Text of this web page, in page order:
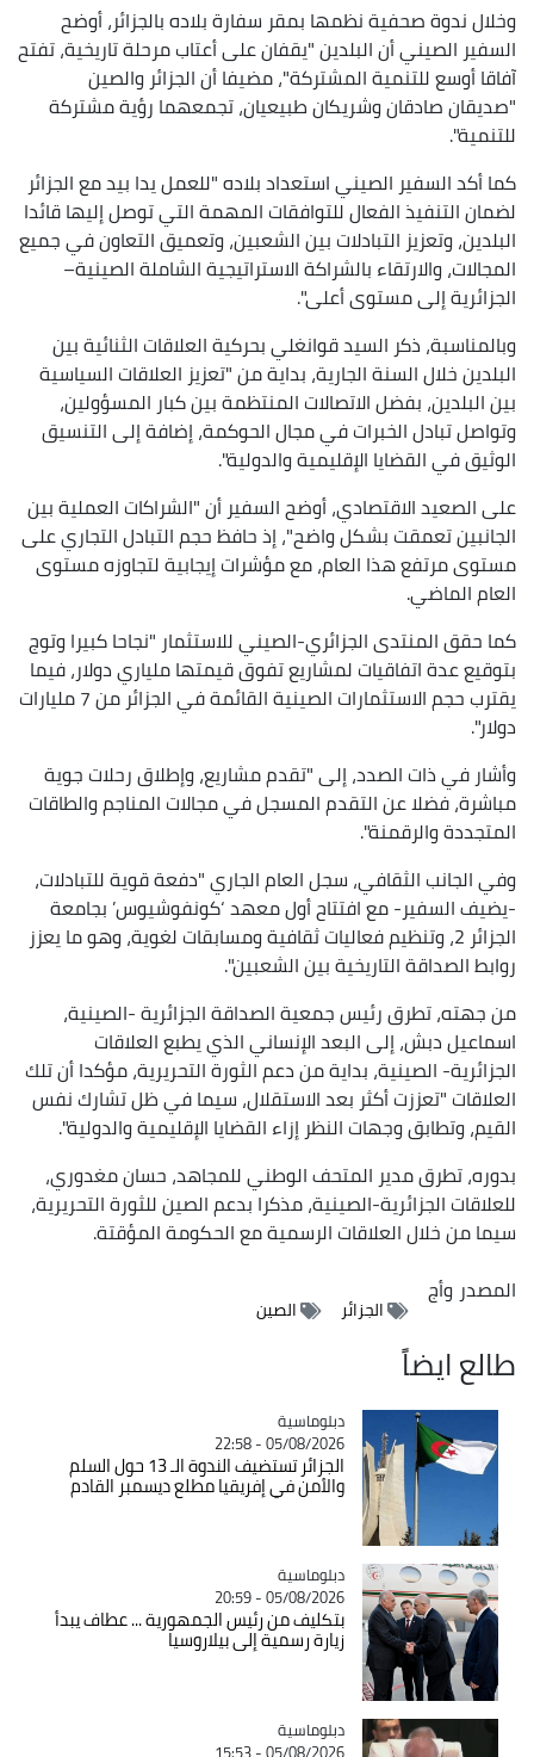
وخلال ندوة صحفية نظمها بمقر سفارة بلاده بالجزائر، أوضح
السفير الصيني أن البلدين "يقفان على أعتاب مرحلة تاريخية، تفتح
آفاقا أوسع للتنمية المشتركة"، مضيفا أن الجزائر والصين
"صديقان صادقان وشريكان طبيعيان، تجمعهما رؤية مشتركة
للتنمية".
كما أكد السفير الصيني استعداد بلاده "للعمل يدا بيد مع الجزائر
لضمان التنفيذ الفعال للتوافقات المهمة التي توصل إليها قائدا
البلدين، وتعزيز التبادلات بين الشعبين، وتعميق التعاون في جميع
المجالات، والارتقاء بالشراكة الاستراتيجية الشاملة الصينية–
الجزائرية إلى مستوى أعلى".
وبالمناسبة، ذكر السيد قوانغلي بحركية العلاقات الثنائية بين
البلدين خلال السنة الجارية، بداية من "تعزيز العلاقات السياسية
بين البلدين، بفضل الاتصالات المنتظمة بين كبار المسؤولين،
وتواصل تبادل الخبرات في مجال الحوكمة، إضافة إلى التنسيق
الوثيق في القضايا الإقليمية والدولية".
على الصعيد الاقتصادي، أوضح السفير أن "الشراكات العملية بين
الجانبين تعمقت بشكل واضح"، إذ حافظ حجم التبادل التجاري على
مستوى مرتفع هذا العام، مع مؤشرات إيجابية لتجاوزه مستوى
العام الماضي.
كما حقق المنتدى الجزائري-الصيني للاستثمار "نجاحا كبيرا وتوج
بتوقيع عدة اتفاقيات لمشاريع تفوق قيمتها ملياري دولار، فيما
يقترب حجم الاستثمارات الصينية القائمة في الجزائر من 7 مليارات
دولار".
وأشار في ذات الصدد، إلى "تقدم مشاريع، وإطلاق رحلات جوية
مباشرة، فضلا عن التقدم المسجل في مجالات المناجم والطاقات
المتجددة والرقمنة".
وفي الجانب الثقافي، سجل العام الجاري "دفعة قوية للتبادلات،
-يضيف السفير- مع افتتاح أول معهد ‘كونفوشيوس’ بجامعة
الجزائر 2، وتنظيم فعاليات ثقافية ومسابقات لغوية، وهو ما يعزز
روابط الصداقة التاريخية بين الشعبين".
من جهته، تطرق رئيس جمعية الصداقة الجزائرية -الصينية،
اسماعيل دبش، إلى البعد الإنساني الذي يطبع العلاقات
الجزائرية- الصينية، بداية من دعم الثورة التحريرية، مؤكدا أن تلك
العلاقات "تعززت أكثر بعد الاستقلال، سيما في ظل تشارك نفس
القيم، وتطابق وجهات النظر إزاء القضايا الإقليمية والدولية".
بدوره، تطرق مدير المتحف الوطني للمجاهد، حسان مغدوري،
للعلاقات الجزائرية-الصينية، مذكرا بدعم الصين للثورة التحريرية،
سيما من خلال العلاقات الرسمية مع الحكومة المؤقتة.
المصدروأج
الجزائر الصين
طالع ايضاً
Catégorie
دبلوماسية
05/08/2026 - 22:58
الجزائر تستضيف الندوة الـ 13 حول السلم
والأمن في إفريقيا مطلع ديسمبر القادم
Catégorie
دبلوماسية
05/08/2026 - 20:59
بتكليف من رئيس الجمهورية ... عطاف يبدأ
زيارة رسمية إلى بيلاروسيا
Catégorie
دبلوماسية